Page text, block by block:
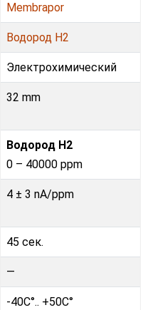
Membrapor
Водород H2
Электрохимический
32 mm
Водород H2
0 – 40000 ppm
4 ± 3 nA/ppm
45 сек.
—
-40C°.. +50C°